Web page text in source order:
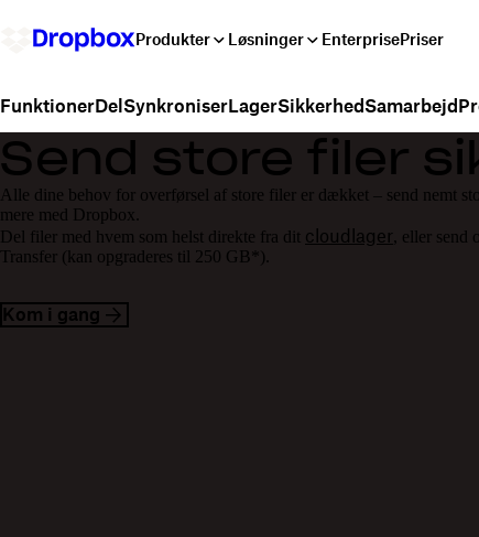
Produkter Løsninger EnterprisePriser
FunktionerDelSynkroniserLagerSikkerhedSamarbejd
Send store filer
Alle dine behov for overførsel af store filer er dækket – send nemt
mere med Dropbox.
Del filer med hvem som helst direkte fra dit cloudlager, eller send
Transfer (kan opgraderes til 250 GB*).
Kom i gang